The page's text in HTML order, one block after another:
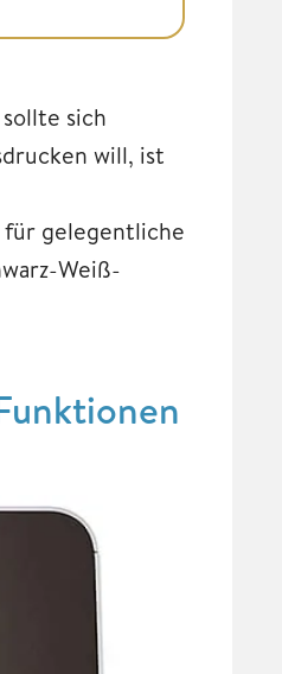
sich
will, ist
für gelegentliche
Weiß-